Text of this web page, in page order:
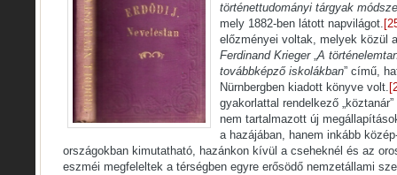
történettudományi tárgyak
mely 1882-ben látott napvilágot.
előzményei voltak, melyek közül
Ferdinand Krieger„A
továbbképző iskolákban” című,
Nürnbergben kiadott könyve volt.
gyakorlattal rendelkező
nem tartalmazott új
a hazájában, hanem inkább
országokban kimutatható, hazánkon kívül a cseheknél és az
eszméi megfeleltek a térségben egyre erősödő nemzetállami